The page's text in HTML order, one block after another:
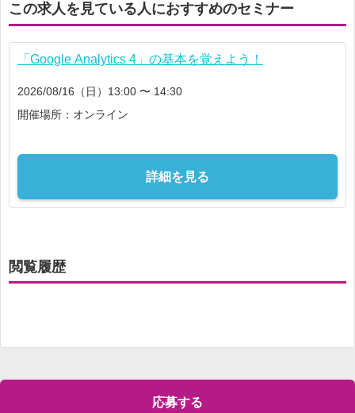
この求人を見ている人におすすめのセミナー
「Google Analytics 4」の基本を覚えよう！
2026/08/16（日）13:00 〜 14:30
開催場所：オンライン
詳細を見る
閲覧履歴
応募する